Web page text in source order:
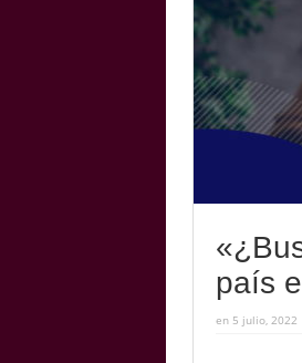
país
en 5 julio, 2022